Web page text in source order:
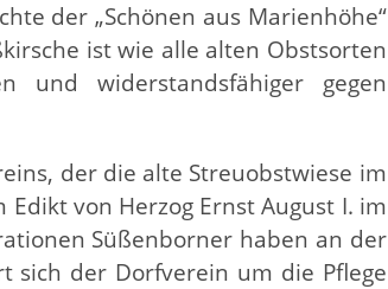
der „Schönen aus Marienhöhe“
ist wie alle alten Obstsorten
und widerstandsfähiger gegen
der die alte Streuobstwiese im
von Herzog Ernst August I. im
Süßenborner haben an der
sich der Dorfverein um die Pflege